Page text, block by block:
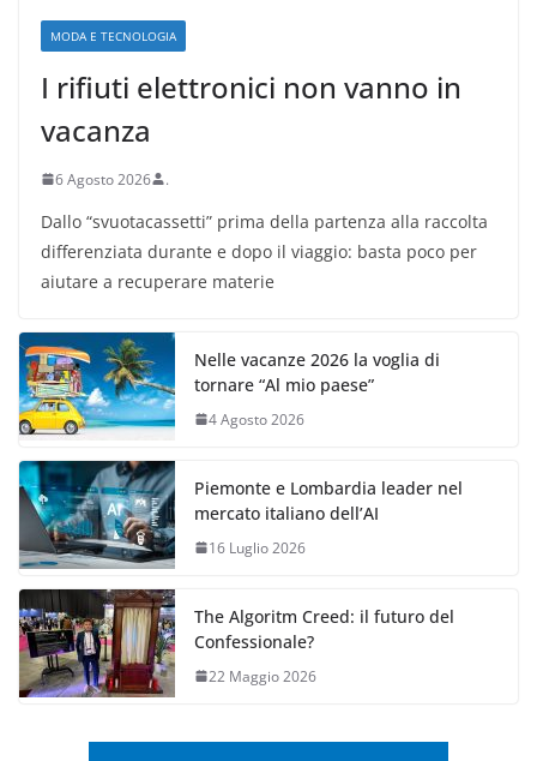
MODA E TECNOLOGIA
I rifiuti elettronici non vanno in
vacanza
6 Agosto 2026 .
Dallo “svuotacassetti” prima della partenza alla raccolta
differenziata durante e dopo il viaggio: basta poco per
aiutare a recuperare materie
Nelle vacanze 2026 la voglia di
tornare “Al mio paese”
4 Agosto 2026
Piemonte e Lombardia leader nel
mercato italiano dell’AI
16 Luglio 2026
The Algoritm Creed: il futuro del
Confessionale?
22 Maggio 2026